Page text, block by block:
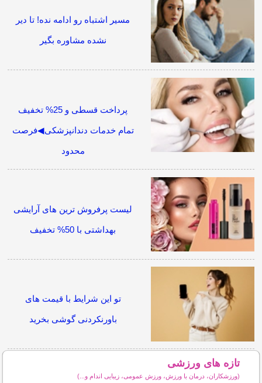
مسیر اشتباه رو ادامه نده! تا دیر
نشده مشاوره بگیر
پرداخت قسطی و 25% تخفیف
تمام خدمات دندانپزشکی◀فرصت
محدود
لیست پرفروش ترین های آرایشی
بهداشتی با 50% تخفیف
تو این شرایط با قیمت های
باورنکردنی گوشی بخرید
تازه های ورزشی
(ورزشکاران، درمان با ورزش، ورزش عمومی، زیبایی اندام و...)